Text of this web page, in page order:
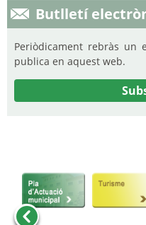
Butlletí
Periòdicament rebràs
publica en aquest web.